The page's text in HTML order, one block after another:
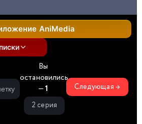
AniMedia
Вы
остановились
—1
2 серия
Следующая →